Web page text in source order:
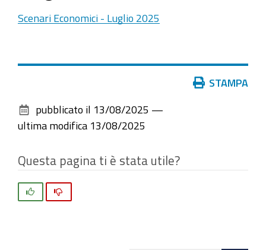
Scenari Economici - Luglio 2025
documento
STAMPA
pubblicato il 13/08/2025 —
ultima modifica 13/08/2025
Questa pagina ti è stata utile?